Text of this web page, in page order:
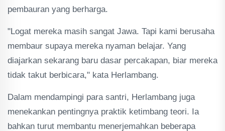
pembauran yang berharga.
"Logat mereka masih sangat Jawa. Tapi kami berusaha
membaur supaya mereka nyaman belajar. Yang
diajarkan sekarang baru dasar percakapan, biar mereka
tidak takut berbicara," kata Herlambang.
Dalam mendampingi para santri, Herlambang juga
menekankan pentingnya praktik ketimbang teori. Ia
bahkan turut membantu menerjemahkan beberapa